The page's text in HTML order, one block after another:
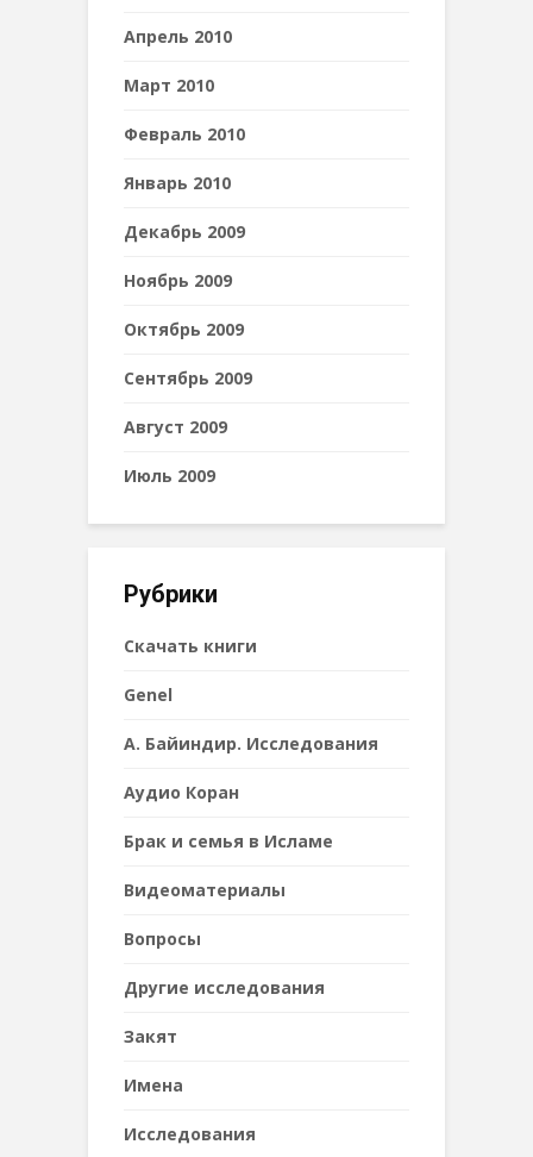
Апрель 2010
Март 2010
Февраль 2010
Январь 2010
Декабрь 2009
Ноябрь 2009
Октябрь 2009
Сентябрь 2009
Август 2009
Июль 2009
Рубрики
Cкачать книги
Genel
А. Байиндир. Исследования
Аудио Коран
Брак и семья в Исламе
Видеоматериалы
Вопросы
Другие исследования
Закят
Имена
Исследования